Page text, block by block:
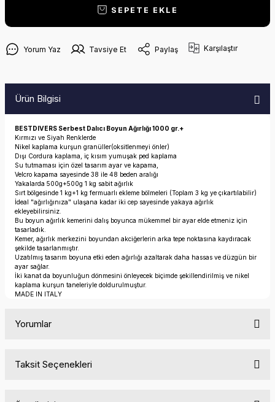
SEPETE EKLE
Yorum Yaz Tavsiye Et Paylaş Karşılaştır
Ürün Bilgisi
BESTDIVERS Serbest Dalıcı Boyun Ağırlığı 1000 gr.+
Kırmızı ve Siyah Renklerde
Nikel kaplama kurşun granüller(oksitlenmeyi önler)
Dışı Cordura kaplama, iç kısım yumuşak ped kaplama
Su tutmaması için özel tasarım ayar ve kapama,
Velcro kapama sayesinde 38 ile 48 beden aralığı
Yakalarda 500g+500g 1 kg sabit ağırlık
Sırt bölgesinde 1 kg+1 kg fermuarlı ekleme bölmeleri (Toplam 3 kg ye çıkartılabilir)
İdeal "ağırlığınıza" ulaşana kadar iki cep sayesinde yakaya ağırlık
ekleyebilirsiniz.
Bu boyun ağırlık kemerini dalış boyunca mükemmel bir ayar elde etmeniz için
tasarladık.
Kemer, ağırlık merkezini boyundan akciğerlerin arka tepe noktasına kaydıracak
şekilde tasarlanmıştır.
Uzatılmış tasarım boyuna etki eden ağırlığı azaltarak daha hassas ve düzgün bir
ayar sağlar.
İki kanat da boyunluğun dönmesini önleyecek biçimde şekillendirilmiş ve nikel
kaplama kurşun taneleriyle doldurulmuştur.
MADE IN ITALY
Yorumlar
Taksit Seçenekleri